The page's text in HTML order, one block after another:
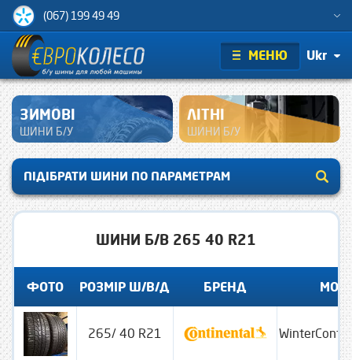
(067) 199 49 49
МЕНЮ Ukr
ЗИМОВІ
ШИНИ Б/У
ЛІТНІ
ШИНИ Б/У
ПІДІБРАТИ ШИНИ ПО ПАРАМЕТРАМ
ШИНИ Б/В 265 40 R21
ФОТО РОЗМІР Ш/В/Д БРЕНД
265/ 40 R21